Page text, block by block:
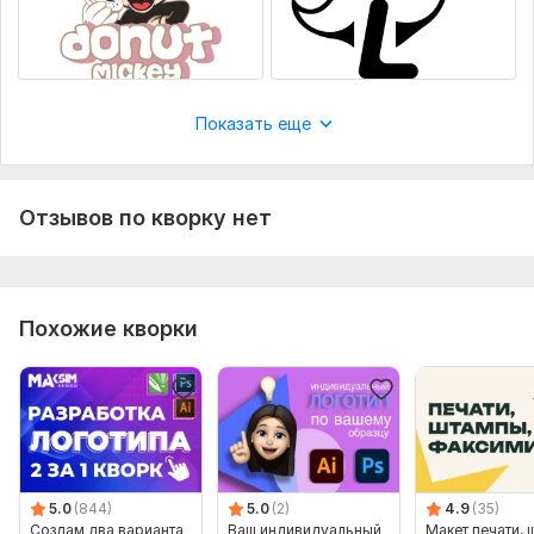
Показать еще
Отзывов по кворку нет
Похожие кворки
5.0 (844)
Создам два варианта
5.0 (2)
Ваш индивидуальный
4.9 (35)
Макет печати,